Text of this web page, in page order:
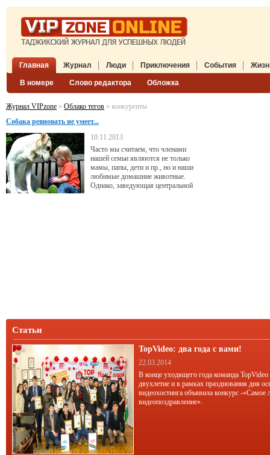
Главная Журнал
В номере Слово редактора Обложка
Люди Приключения События
Журнал VIPzone » Облако тегов » конкуренты
Собака ревновать не умеет...
10.11.2013
Часто мы считаем, что членами
нашей семьи являются не только
мамы, папы, дети и пр., но и наши
любимые домашние животные.
Однако, заведующая центральной
Статьи
TopVideo: два года с вами!
22.03.2014
В конце уходящего года команда TopVideo
двухлетие и в рамках празднования дня
видеохостинга объявила конкурс -«Самое
видеопоздравление».